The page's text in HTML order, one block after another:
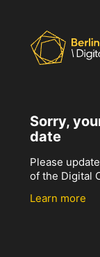
Sorry,
date
Please
of the Digital
Learn more